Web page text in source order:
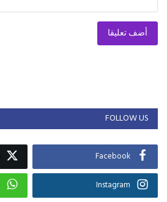
أضف تعليقا
FOLLOW US
Facebook
Instagram